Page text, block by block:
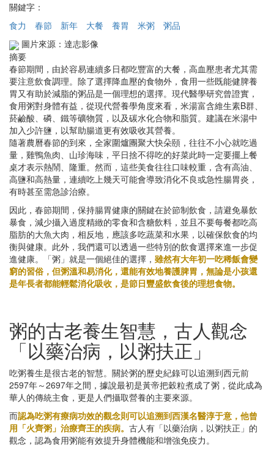
關鍵字：
食力
春節 新年 大餐 養胃 米粥
粥品
圖片來源：達志影像
摘要
春節期間，由於容易連續多日都吃豐富的大餐，高血壓患者尤其需
要注意飲食調理。除了選擇降血壓的食物外，食用一些既能健脾養
胃又有助於減脂的粥品是一個理想的選擇。現代醫學研究曾證實，
食用粥對身體有益，從現代營養學角度來看，米湯富含維生素B群、
菸鹼酸、磷、鐵等礦物質，以及碳水化合物和脂質。建議在米湯中
加入少許鹽，以幫助腸道更有效吸收其營養。
隨著農曆春節的到來，全家圍爐團聚大快朵頤，往往不小心就吃過
量，雞鴨魚肉、山珍海味，平日捨不得吃的好菜此時一定要擺上餐
桌才表示熱鬧、隆重。然而，這些美食往往口味較重，含有高油、
高鹽和高熱量，連續吃上幾天可能會導致消化不良或急性腸胃炎，
有時甚至需急診治療。
因此，春節期間，保持腸胃健康的關鍵在於節制飲食，請避免暴飲
暴食，減少攝入過度精緻的零食和含糖飲料，並且不要每餐都吃高
脂肪的大魚大肉，相反地，應該多吃蔬菜和水果，以確保飲食的均
衡與健康。此外，我們還可以透過一些特別的飲食選擇來進一步促
進健康。「粥」就是一個絕佳的選擇， 雖然有大年初一吃稀飯會變
窮的習俗，但粥溫和易消化，還能有效地養護脾胃，無論是小孩還
是年長者都能輕鬆消化吸收，是節日豐盛飲食後的理想食物。
粥的古老養生智慧，古人觀念
「以藥治病，以粥扶正」
吃粥養生是很古老的智慧。關於粥的歷史紀錄可以追溯到西元前
2597年～2697年之間，據說最初是黃帝把穀粒煮成了粥，從此成為
華人的傳統主食，更是人們攝取營養的主要來源。
而認為吃粥有療病功效的觀念則可以追溯到西漢名醫淳于意，他曾
用「火齊粥」治療齊王的疾病。 古人有「以藥治病，以粥扶正」的
觀念，認為食用粥能有效提升身體機能和增強免疫力。